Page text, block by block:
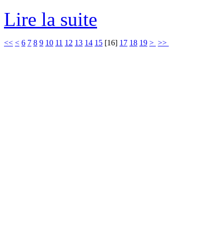
Lire la suite
<< < 6 7 8 9 10 11 12 13 14 15 [16] 17 18 19 > >>